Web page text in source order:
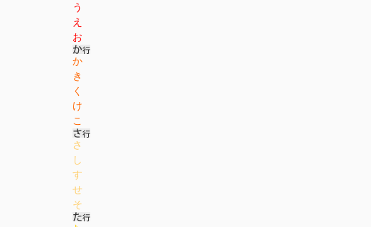
う
え
お
か
き
く
け
こ
さ
し
す
せ
そ